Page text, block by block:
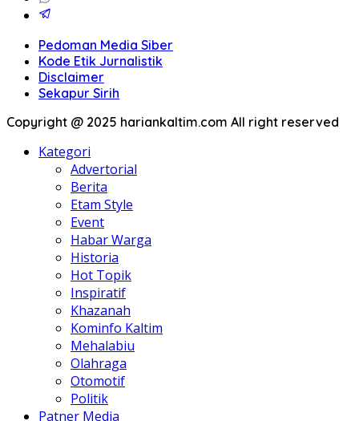
Pedoman Media Siber
Kode Etik Jurnalistik
Disclaimer
Sekapur Sirih
Copyright @ 2025 hariankaltim.com All right reserved
Kategori
Advertorial
Berita
Etam Style
Event
Habar Warga
Historia
Hot Topik
Inspiratif
Khazanah
Kominfo Kaltim
Mehalabiu
Olahraga
Otomotif
Politik
Patner Media